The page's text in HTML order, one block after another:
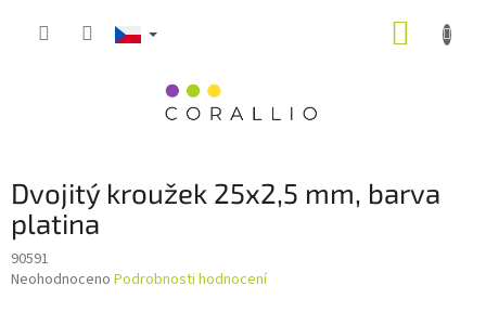
Dvojitý kroužek 25x2,5 mm, barva
platina
90591
Průměrné
Neohodnoceno Podrobnosti hodnocení